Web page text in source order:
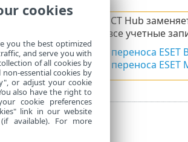
ESET PROTECT Hub
перенесет все учетные
• График переноса ESET
• График переноса
cookies
you the best optimized
and serve you with
of all cookies by
non-essential cookies by
or adjust your cookie
also have the right to
cookie preferences
link in our website
available). For more